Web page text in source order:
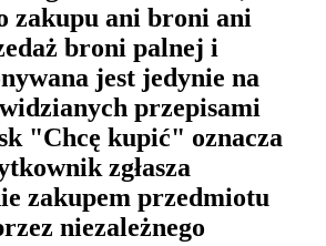
zakupu ani broni ani
broni palnej i
jest jedynie na
przepisami
"Chcę kupić" oznacza
zgłasza
zakupem przedmiotu
niezależnego